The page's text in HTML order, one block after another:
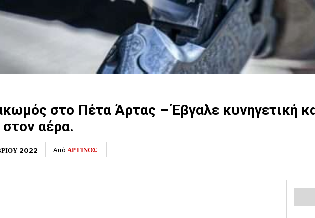
στο Πέτα Άρτας – Έβγαλε κυνηγετική
αέρα.
2022 Από ΑΡΤΙΝΟΣ